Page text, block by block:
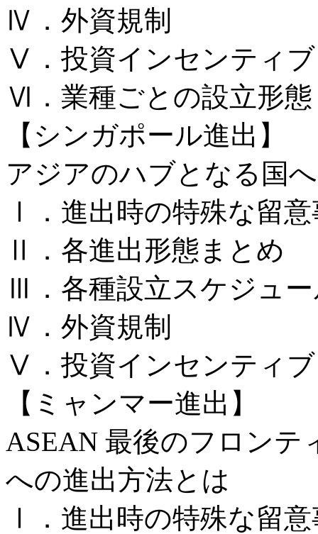
Ⅳ．外資規制
Ⅴ．投資インセンティブ
Ⅵ．業種ごとの設立形態
【シンガポール進出】
アジアのハブとなる国
Ⅰ．進出時の特殊な留
Ⅱ．各進出形態まとめ
Ⅲ．各種設立スケジュ
Ⅳ．外資規制
Ⅴ．投資インセンティブ
【ミャンマー進出】
ASEAN 最後のフロンテ
への進出方法とは
Ⅰ．進出時の特殊な留